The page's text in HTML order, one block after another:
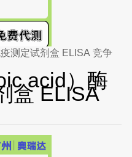
测定试剂盒 ELISA 竞争
acid）酶
盒 ELISA